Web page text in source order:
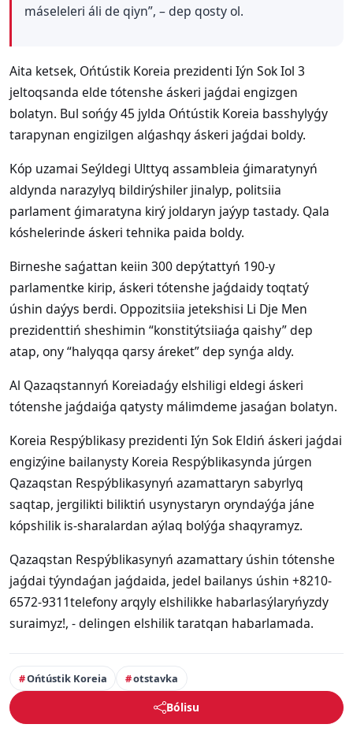
máseleleri áli de qiyn”, – dep qosty ol.
Aita ketsek, Ońtústik Koreia prezidenti Iýn Sok Iol 3
jeltoqsanda elde tótenshe áskeri jaǵdai engizgen
bolatyn. Bul sońǵy 45 jylda Ońtústik Koreia basshylyǵy
tarapynan engizilgen alǵashqy áskeri jaǵdai boldy.
Kóp uzamai Seýldegi Ulttyq assambleia ǵimaratynyń
aldynda narazylyq bildirýshiler jinalyp, politsiia
parlament ǵimaratyna kirý joldaryn jaýyp tastady. Qala
kóshelerinde áskeri tehnika paida boldy.
Birneshe saǵattan keiin 300 depýtattyń 190-y
parlamentke kirip, áskeri tótenshe jaǵdaidy toqtatý
úshin daýys berdi. Oppozitsiia jetekshisi Li Dje Men
prezidenttiń sheshimin “konstitýtsiiaǵa qaishy” dep
atap, ony “halyqqa qarsy áreket” dep synǵa aldy.
Al Qazaqstannyń Koreiadaǵy elshiligi eldegi áskeri
tótenshe jaǵdaiǵa qatysty málimdeme jasaǵan bolatyn.
Koreia Respýblikasy prezidenti Iýn Sok Eldiń áskeri jaǵdai
engizýine bailanysty Koreia Respýblikasynda júrgen
Qazaqstan Respýblikasynyń azamattaryn sabyrlyq
saqtap, jergilikti biliktiń usynystaryn oryndaýǵa jáne
kópshilik is-sharalardan aýlaq bolýǵa shaqyramyz.
Qazaqstan Respýblikasynyń azamattary úshin tótenshe
jaǵdai týyndaǵan jaǵdaida, jedel bailanys úshin +8210-
6572-9311telefony arqyly elshilikke habarlasýlaryńyzdy
suraimyz!, - delingen elshilik taratqan habarlamada.
Ońtústik Koreia otstavka
Bólisu